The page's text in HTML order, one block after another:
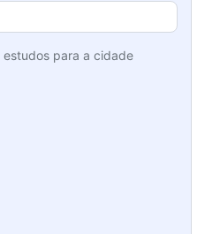
para a cidade